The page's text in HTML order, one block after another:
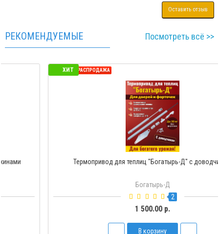
Оставить отзыв
РЕКОМЕНДУЕМЫЕ Посмотреть всё >>
СЕЗОННАЯ РАСПРОДАЖА
Термопривод для теплиц "Богатырь-Д" с доводчиком
2